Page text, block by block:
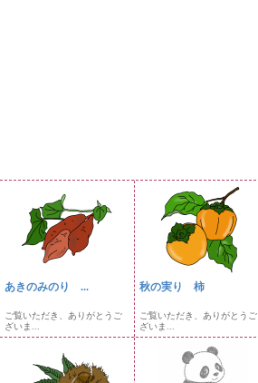
あきのみのり ...
ご覧いただき、ありがとうご
ざいま...
秋の実り 柿
ご覧いただき、ありがとうご
ざいま...